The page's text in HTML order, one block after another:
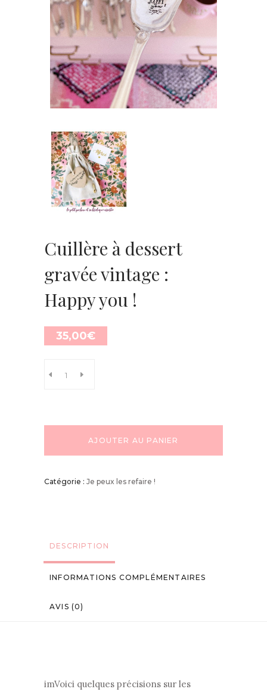
Cuillère à dessert
gravée vintage :
Happy you !
35,00€
AJOUTER AU PANIER
Catégorie : Je peux les refaire !
DESCRIPTION
INFORMATIONS COMPLÉMENTAIRES
AVIS (0)
imVoici quelques précisions sur les